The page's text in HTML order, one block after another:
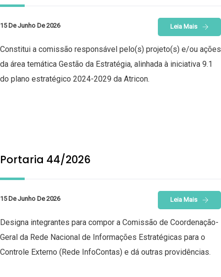
15 De Junho De 2026 Leia Mais
Constitui a comissão responsável pelo(s) projeto(s) e/ou ações
da área temática Gestão da Estratégia, alinhada à iniciativa 9.1
do plano estratégico 2024-2029 da Atricon.
Portaria 44/2026
15 De Junho De 2026 Leia Mais
Designa integrantes para compor a Comissão de Coordenação-
Geral da Rede Nacional de Informações Estratégicas para o
Controle Externo (Rede InfoContas) e dá outras providências.